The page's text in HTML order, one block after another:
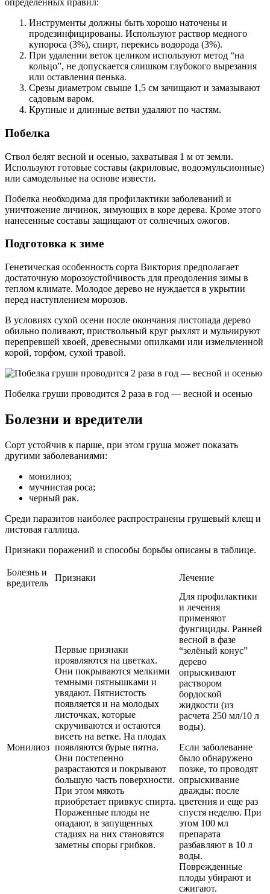
определенных правил:
Инструменты должны быть хорошо наточены и
продезинфицированы. Используют раствор медного
купороса (3%), спирт, перекись водорода (3%).
При удалении веток целиком используют метод “на
кольцо”, не допускается слишком глубокого вырезания
или оставления пенька.
Срезы диаметром свыше 1,5 см зачищают и замазывают
садовым варом.
Крупные и длинные ветви удаляют по частям.
Побелка
Ствол белят весной и осенью, захватывая 1 м от земли.
Используют готовые составы (акриловые, водоэмульсионные)
или самодельные на основе извести.
Побелка необходима для профилактики заболеваний и
уничтожение личинок, зимующих в коре дерева. Кроме этого
нанесенные составы защищают от солнечных ожогов.
Подготовка к зиме
Генетическая особенность сорта Виктория предполагает
достаточную морозоустойчивость для преодоления зимы в
теплом климате. Молодое дерево не нуждается в укрытии
перед наступлением морозов.
В условиях сухой осени после окончания листопада дерево
обильно поливают, приствольный круг рыхлят и мульчируют
перепревшей хвоей, древесными опилками или измельченной
корой, торфом, сухой травой.
Побелка груши проводится 2 раза в год — весной и осенью
Болезни и вредители
Сорт устойчив к парше, при этом груша может показать
другими заболеваниями:
монилиоз;
мучнистая роса;
черный рак.
Среди паразитов наиболее распространены грушевый клещ и
листовая галлица.
Признаки поражений и способы борьбы описаны в таблице.
Болезнь и
вредитель
Признаки Лечение
Монилиоз
Первые признаки
проявляются на цветках.
Они покрываются мелкими
темными пятнышками и
увядают. Пятнистость
появляется и на молодых
листочках, которые
скручиваются и остаются
висеть на ветке. На плодах
появляются бурые пятна.
Они постепенно
разрастаются и покрывают
большую часть поверхности.
При этом мякоть
приобретает привкус спирта.
Пораженные плоды не
опадают, в запущенных
стадиях на них становятся
заметны споры грибков.
Для профилактики
и лечения
применяют
фунгициды. Ранней
весной в фазе
“зелёный конус”
дерево
опрыскивают
раствором
бордоской
жидкости (из
расчета 250 мл/10 л
воды).
Если заболевание
было обнаружено
позже, то проводят
опрыскивание
дважды: после
цветения и еще раз
спустя неделю. При
этом 100 мл
препарата
разбавляют в 10 л
воды.
Поврежденные
плоды убирают и
сжигают.